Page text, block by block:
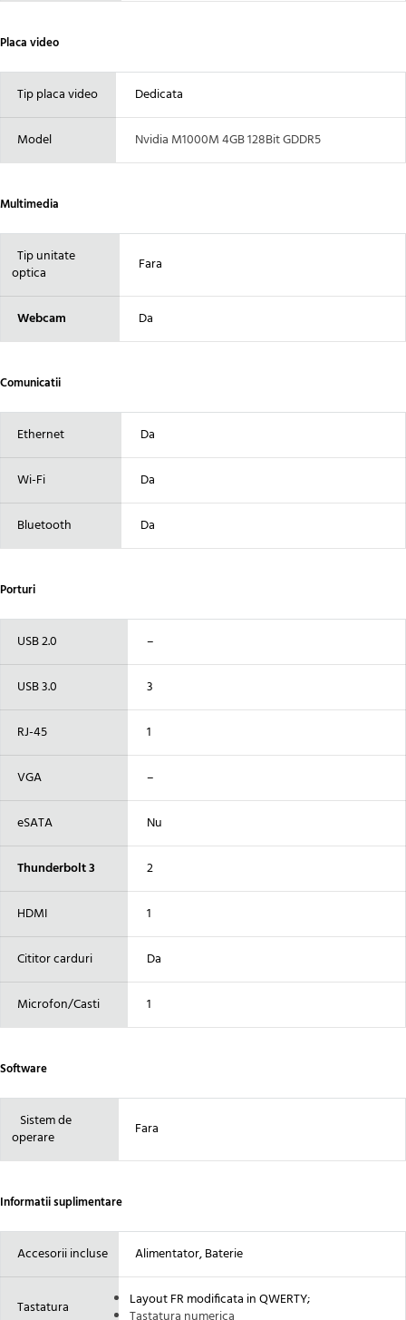
Placa video
Tip placa video Dedicata
Model Nvidia M1000M 4GB 128Bit GDDR5
Multimedia
Tip unitate
optica
Fara
Webcam Da
Comunicatii
Ethernet Da
Wi-Fi Da
Bluetooth Da
Porturi
USB 2.0 –
USB 3.0 3
RJ-45 1
VGA –
eSATA Nu
Thunderbolt 3 2
HDMI 1
Cititor carduri Da
Microfon/Casti 1
Software
Sistem de
operare
Fara
Informatii suplimentare
Accesorii incluse Alimentator, Baterie
Tastatura Layout FR modificata in QWERTY;